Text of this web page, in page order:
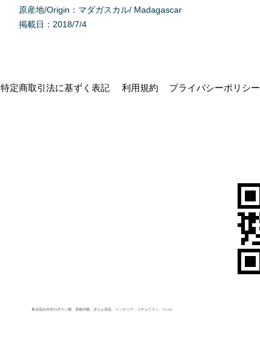
原産地/Origin：マダガスカル/ Madagascar
掲載日：2018/7/4
特定商取引法に基ずく表記 利用規約 プライバシーポリシー
東京国分寺市の洋ラン園、原種洋蘭、洋らん切花、インテリア、コチョウラン、Orchid